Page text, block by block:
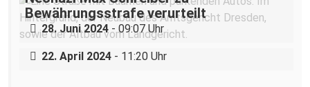
Bewährungsstrafe verurteilt
28. Juni 2024 - 09:07 Uhr
Bundespolizei lässt Neonazis ungestört
reisen und angreifen
22. April 2024 - 11:20 Uhr